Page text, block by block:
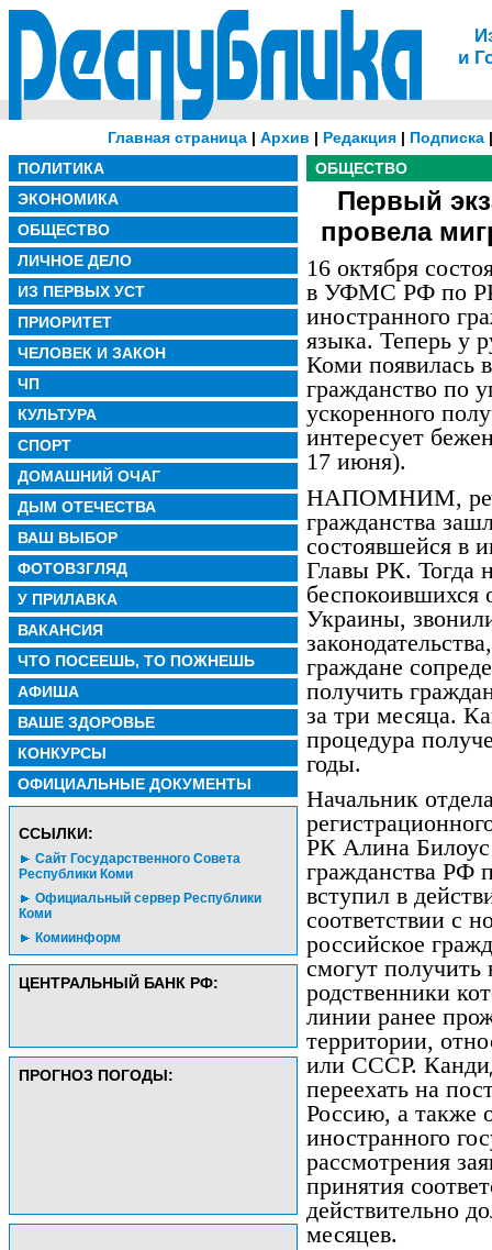
и
Главная страница | Архив | Редакция | Подписка
ПОЛИТИКА
ЭКОНОМИКА
ОБЩЕСТВО
ЛИЧНОЕ ДЕЛО
ИЗ ПЕРВЫХ УСТ
ПРИОРИТЕТ
ЧЕЛОВЕК И ЗАКОН
ЧП
КУЛЬТУРА
СПОРТ
ДОМАШНИЙ ОЧАГ
ДЫМ ОТЕЧЕСТВА
ВАШ ВЫБОР
ФОТОВЗГЛЯД
У ПРИЛАВКА
ВАКАНСИЯ
ЧТО ПОСЕЕШЬ, ТО ПОЖНЕШЬ
АФИША
ВАШЕ ЗДОРОВЬЕ
КОНКУРСЫ
ОФИЦИАЛЬНЫЕ ДОКУМЕНТЫ
CСЫЛКИ:
Сайт Государственного Совета
Республики Коми
Официальный сервер Республики
Коми
Комиинформ
ЦЕНТРАЛЬНЫЙ БАНК РФ:
ПРОГНОЗ ПОГОДЫ:
ОБЩЕСТВО
Первый
провела
16 октября
в УФМС РФ по
иностранного
языка. Теперь у
Коми появилась
гражданство по
ускоренного
интересует
17 июня).
НАПОМНИМ,
гражданства
состоявшейся в
Главы РК. Тогда
беспокоившихся
Украины,
граждане
получить
за три месяца.
процедура
годы.
Начальник
РК Алина Билоус
гражданства РФ
вступил в
соответствии с
российское
смогут получить
родственники
линии ранее
территории,
или СССР.
переехать на
Россию, а также
иностранного
рассмотрения
принятия
действительно
месяцев.